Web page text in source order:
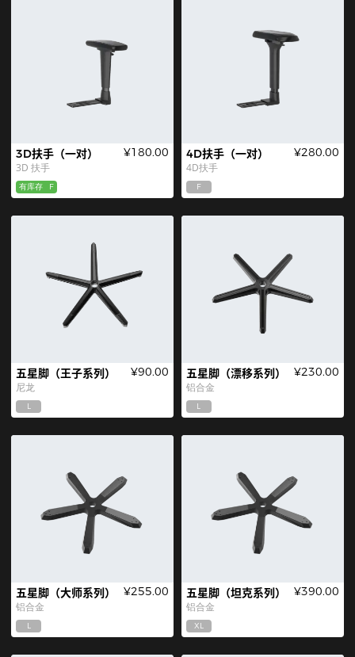
3D扶手（一对）
3D 扶手
¥180.00
有库存 F
4D扶手（一对）
4D扶手
¥280.00
F
五星脚（王子系列）
尼龙
¥90.00
L
五星脚（漂移系列）
铝合金
¥230.00
L
五星脚（大师系列）
铝合金
¥255.00
L
五星脚（坦克系列）
铝合金
¥390.00
XL